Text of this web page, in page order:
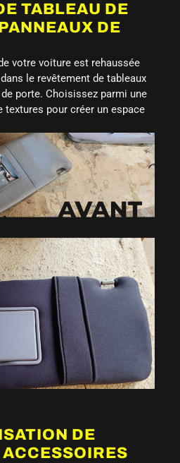
TABLEAU DE
DE
votre voiture est rehaussée
le revêtement de tableaux
porte. Choisissez parmi une
pour créer un espace
DE